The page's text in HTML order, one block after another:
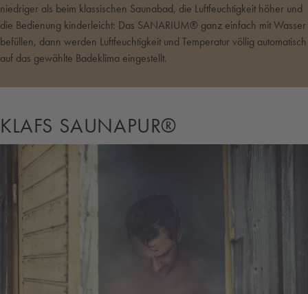
niedriger als beim klassischen Saunabad, die Luftfeuchtigkeit höher und
die Bedienung kinderleicht: Das SANARIUM® ganz einfach mit Wasser
befüllen, dann werden Luftfeuchtigkeit und Temperatur völlig automatisch
auf das gewählte Badeklima eingestellt.
KLAFS SAUNAPUR®